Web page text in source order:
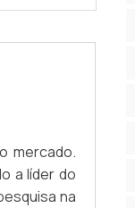
mercado.
a líder do
na